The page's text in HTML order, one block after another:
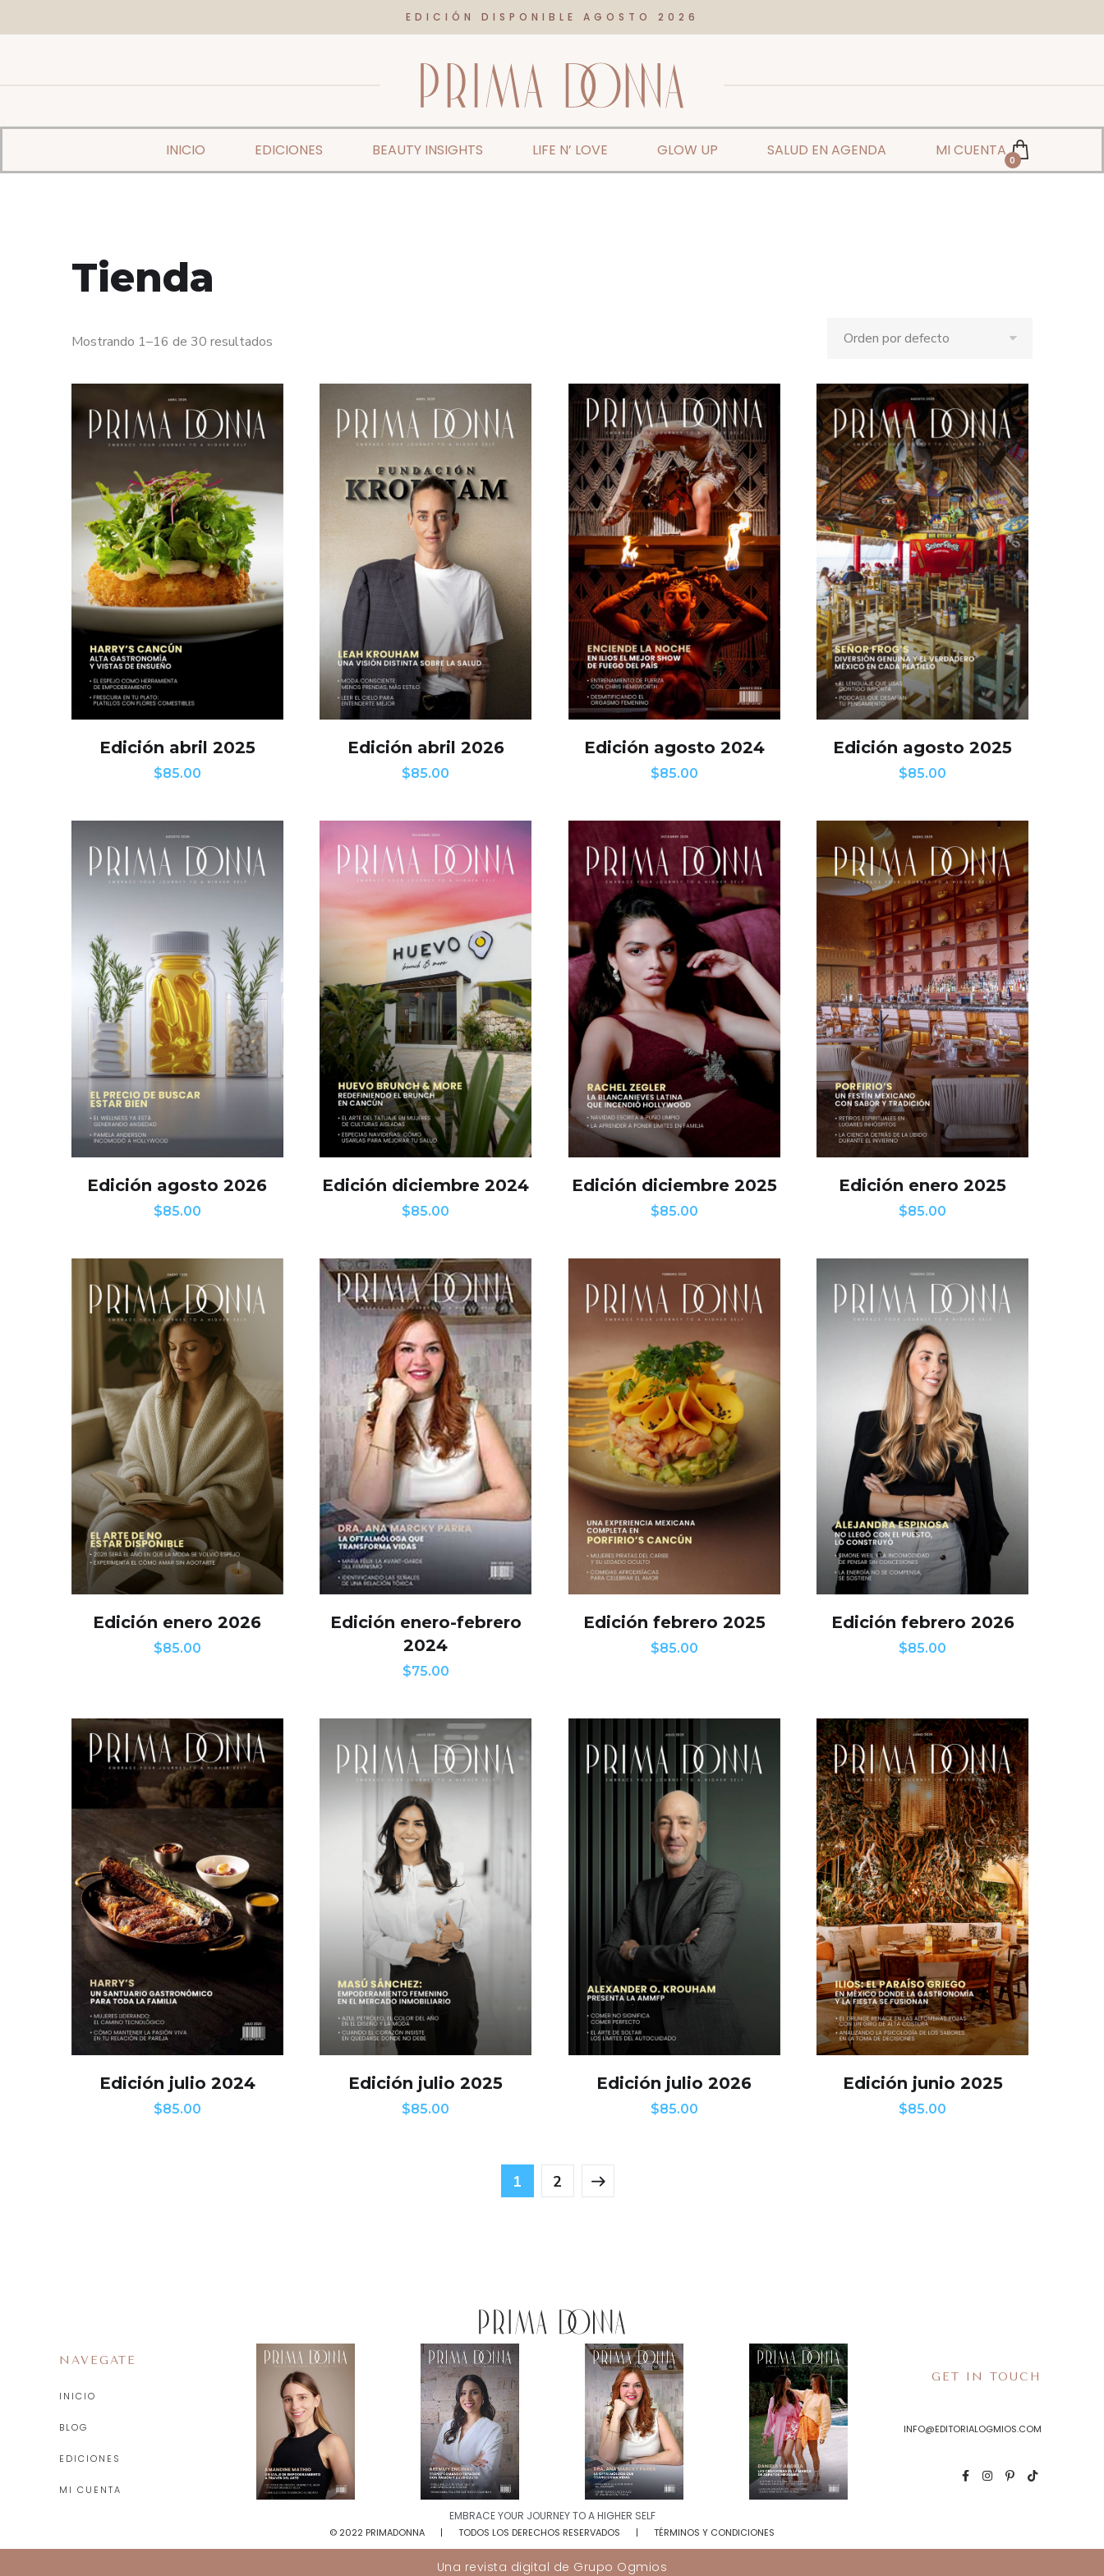
EDICIÓN DISPONIBLE AGOSTO 2026
INICIO EDICIONES BEAUTY INSIGHTS LIFE N’ LOVE GLOW UP SALUD EN AGENDA MI CUENTA
0
Tienda
Mostrando 1–16 de 30 resultados
Edición abril 2025
$85.00
Edición abril 2026
$85.00
Edición agosto 2024
$85.00
Edición agosto 2025
$85.00
Edición agosto 2026
$85.00
Edición diciembre 2024
$85.00
Edición diciembre 2025
$85.00
Edición enero 2025
$85.00
Edición enero 2026
$85.00
Edición enero-febrero
2024
$75.00
Edición febrero 2025
$85.00
Edición febrero 2026
$85.00
Edición julio 2024
$85.00
Edición julio 2025
$85.00
Edición julio 2026
$85.00
Edición junio 2025
$85.00
1 2
NAVEGATE
INICIO
BLOG
EDICIONES
MI CUENTA
EMBRACE YOUR JOURNEY TO A HIGHER SELF​
© 2022 PRIMADONNA TODOS LOS DERECHOS RESERVADOS TÉRMINOS Y CONDICIONES
GET IN TOUCH
INFO@EDITORIALOGMIOS.COM
Una revista digital de Grupo Ogmios